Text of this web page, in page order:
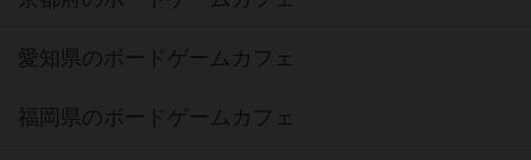
愛知県のボードゲームカフェ
福岡県のボードゲームカフェ